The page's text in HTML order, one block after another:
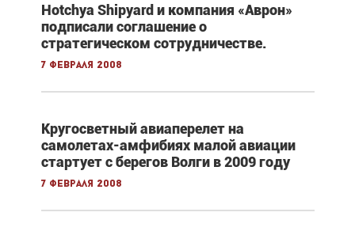
Hotchya Shipyard и компания «Аврон»
подписали соглашение о
стратегическом сотрудничестве.
7 февраля 2008
Кругосветный авиаперелет на
самолетах-амфибиях малой авиации
стартует с берегов Волги в 2009 году
7 февраля 2008